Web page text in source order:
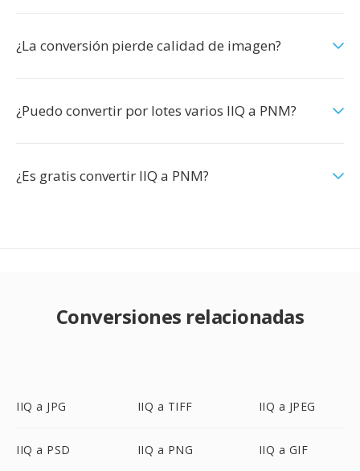
¿La conversión pierde calidad de imagen?
¿Puedo convertir por lotes varios IIQ a PNM?
¿Es gratis convertir IIQ a PNM?
Conversiones relacionadas
IIQ a JPG IIQ a TIFF IIQ a JPEG
IIQ a PSD IIQ a PNG IIQ a GIF